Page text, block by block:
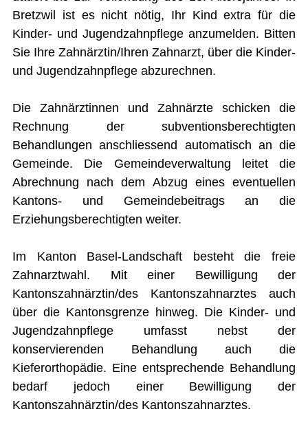
Frühe Förderung Basel-Landschaft
Gritt Seniorenzentrum
Informations- und Beratungsstelle Alter
Jugend- und Familienberatung
Kindertagesstätten
Kinder- und Jugendzahnpflege
Krankenkasse
Muki-Turnen Bretzwil
Mütter und Väterberatung
Ombudsstelle für Altersfragen und Spitex
Organspende
Prämienverbilligung Krankenkasse
Regionale Ärzte / Zahnärzte
Seniorenturnen Bretzwil
Seniorenverein Hinteres Frenkental
Sozialhilfebehörde Bretzwil
Spitex Regio Liestal
VERKEHR
SICHERHEIT
ENTSORGUNG UND UMWELT
IMMOBILIENANGEBOTE
Bretzwil ist es nicht nötig, Ihr Kind extra für die
Kinder- und Jugendzahnpflege anzumelden. Bitten
Sie Ihre Zahnärztin/Ihren Zahnarzt, über die Kinder-
und Jugendzahnpflege abzurechnen.
Die Zahnärztinnen und Zahnärzte schicken die
Rechnung der subventionsberechtigten
Behandlungen anschliessend automatisch an die
Gemeinde. Die Gemeindeverwaltung leitet die
Abrechnung nach dem Abzug eines eventuellen
Kantons- und Gemeindebeitrags an die
Erziehungsberechtigten weiter.
Im Kanton Basel-Landschaft besteht die freie
Zahnarztwahl. Mit einer Bewilligung der
Kantonszahnärztin/des Kantonszahnarztes auch
über die Kantonsgrenze hinweg. Die Kinder- und
Jugendzahnpflege umfasst nebst der
konservierenden Behandlung auch die
Kieferorthopädie. Eine entsprechende Behandlung
bedarf jedoch einer Bewilligung der
Kantonszahnärztin/des Kantonszahnarztes.